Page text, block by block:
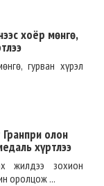
хоёр мөнгө,
гурван хүрэл
олон
хүртлээ
жилдээ зохион
оролцож ...